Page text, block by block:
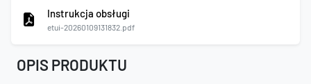
Instrukcja obsługi
etui-20260109131832.pdf
OPIS PRODUKTU